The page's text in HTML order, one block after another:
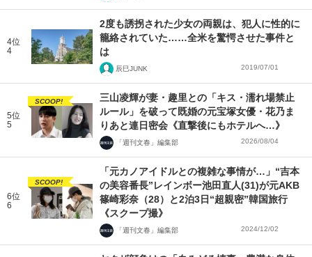
4位
4
2度も誘拐された少女の両親は、犯人に性的に
籠絡されていた……全米を驚愕させた事件と
は
辰巳JUNK 2019/07/01
5位
5
SCOOP!
三山凌輝が妻・趣里との「キス・濡れ場禁止
ルール」を破って既婚の元宝塚女優・花乃ま
りあと連日密会《直撃後にもホテルへ…》
「週刊文春」編集部 2026/08/04
6位
6
SCOOP!
「元カノアイドルとの複雑な事情が…」“吉本
の美容番長”レインボー池田直人(31)が元AKB
篠崎彩奈（28）と2泊3日“超親密”韓国旅行
《スクープ撮》
「週刊文春」編集部 2024/12/02